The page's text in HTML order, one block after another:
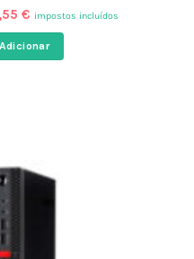
€ O
preço
atual
é:
impostos incluídos
Adicionar